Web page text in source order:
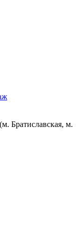
Братиславская, м.